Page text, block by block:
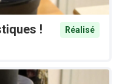
!
Réalisé